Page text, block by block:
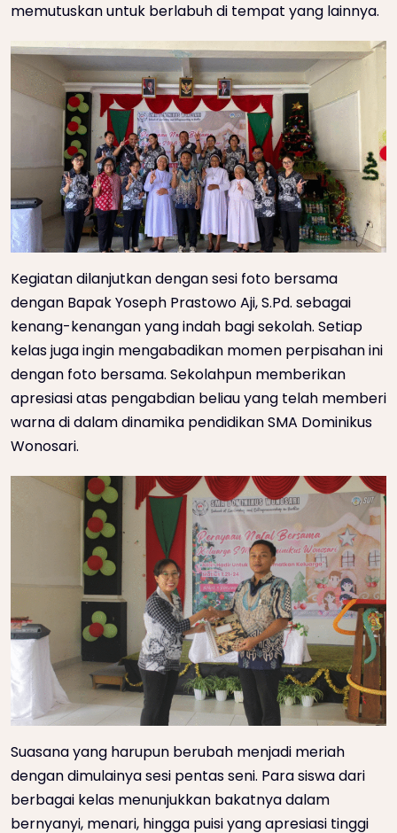
memutuskan untuk berlabuh di tempat yang lainnya.
Kegiatan dilanjutkan dengan sesi foto bersama
dengan Bapak Yoseph Prastowo Aji, S.Pd. sebagai
kenang-kenangan yang indah bagi sekolah. Setiap
kelas juga ingin mengabadikan momen perpisahan ini
dengan foto bersama. Sekolahpun memberikan
apresiasi atas pengabdian beliau yang telah memberi
warna di dalam dinamika pendidikan SMA Dominikus
Wonosari.
Suasana yang harupun berubah menjadi meriah
dengan dimulainya sesi pentas seni. Para siswa dari
berbagai kelas menunjukkan bakatnya dalam
bernyanyi, menari, hingga puisi yang apresiasi tinggi